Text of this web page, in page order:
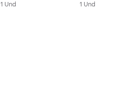
1 Und
1 Und